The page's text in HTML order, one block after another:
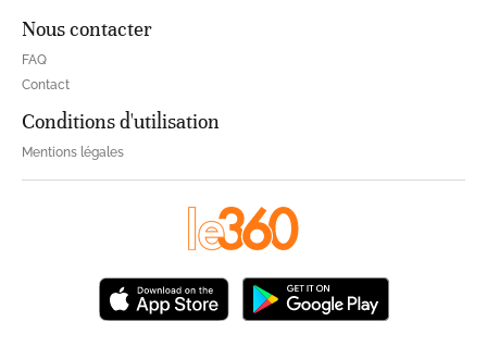
Nous contacter
FAQ
Contact
Conditions d'utilisation
Mentions légales